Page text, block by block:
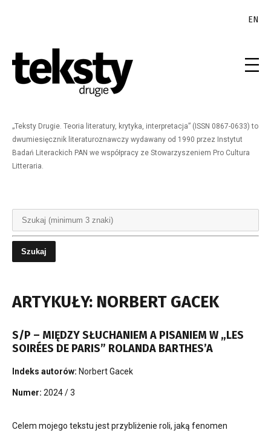
EN
„Teksty Drugie. Teoria literatury, krytyka, interpretacja” (ISSN 0867-0633) to
dwumiesięcznik literaturoznawczy wydawany od 1990 przez Instytut
Badań Literackich PAN we współpracy ze Stowarzyszeniem Pro Cultura
Litteraria.
ARTYKUŁY: NORBERT GACEK
S/P – MIĘDZY SŁUCHANIEM A PISANIEM W „LES
SOIRÉES DE PARIS” ROLANDA BARTHES’A
Indeks autorów: Norbert Gacek
Numer: 2024 / 3
Celem mojego tekstu jest przybliżenie roli, jaką fenomen